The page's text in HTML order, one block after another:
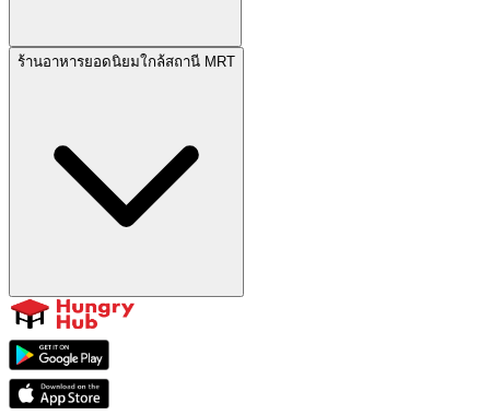
ร้านอาหารยอดนิยมใกล้สถานี MRT